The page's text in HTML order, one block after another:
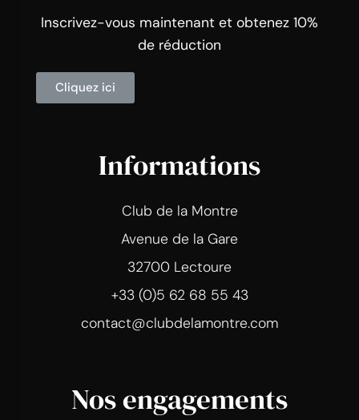
Inscrivez-vous maintenant et obtenez 10%
de réduction
Cliquez ici
Informations
Club de la Montre
Avenue de la Gare
32700 Lectoure
+33 (0)5 62 68 55 43
contact@clubdelamontre.com
Nos engagements